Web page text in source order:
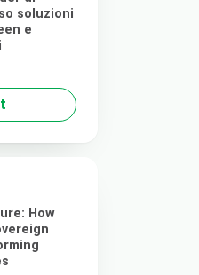
soluzioni
e
How